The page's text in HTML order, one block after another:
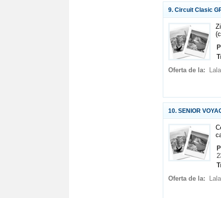
9. Circuit Clasic
Oferta de la:
10. SENIOR
Oferta de la: